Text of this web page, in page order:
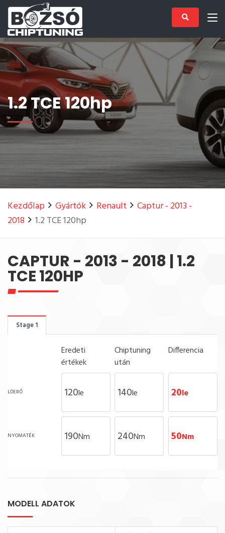
1.2 TCE 120hp
Kezdőlap Gyártók Renault
Captur - 2013 -
2018
1.2 TCE 120hp
CAPTUR - 2013 - 2018 | 1.2
TCE 120HP
Stage 1
Eredeti
értékek
Chiptuning
után
Differencia
LÓERŐ 120le 140le 20le
NYOMATÉK 190Nm 240Nm 50Nm
MODELL ADATOK